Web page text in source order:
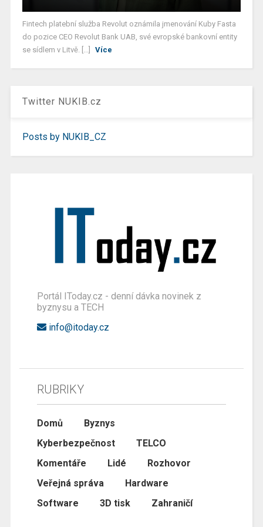
Fintech platební služba Revolut oznámila jmenování Kuby Fasta
do pozice CEO Revolut Bank UAB, své evropské bankovní entity
se sídlem v Litvě. [...]
Více
Twitter NUKIB.cz
Posts by NUKIB_CZ
Portál IToday.cz - denní dávka novinek z
byznysu a TECH
info@itoday.cz
RUBRIKY
Domů
Byznys
Kyberbezpečnost
TELCO
Komentáře
Lidé
Rozhovor
Veřejná správa
Hardware
Software
3D tisk Zahraničí